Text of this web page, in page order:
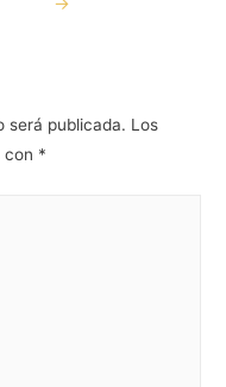
será publicada. Los
con *